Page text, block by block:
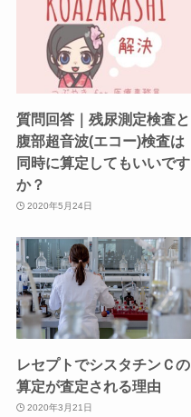
質問回答｜残尿測定検査と
腹部超音波(エコー)検査は
同時に算定してもいいです
か？
2020年5月24日
レセプトでシスタチンＣの
算定が査定される理由
2020年3月21日